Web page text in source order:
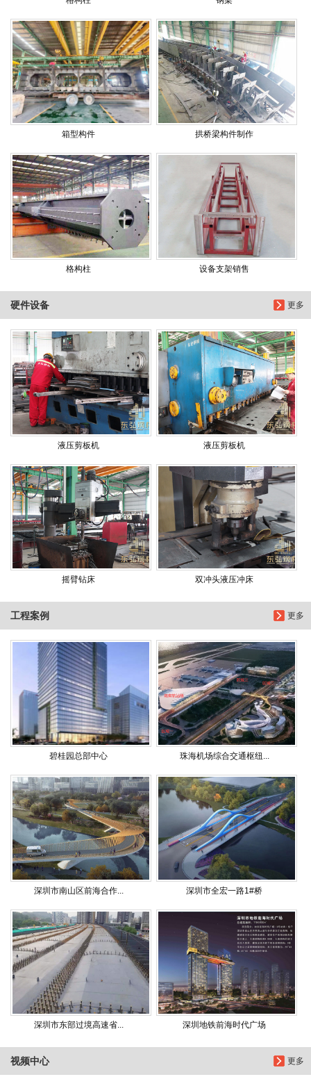
箱型构件 拱桥梁构件制作
格构柱 设备支架销售
更多
硬件设备
液压剪板机 液压剪板机
摇臂钻床 双冲头液压冲床
更多
工程案例
碧桂园总部中心 珠海机场综合交通枢纽...
深圳市南山区前海合作... 深圳市全宏一路1#桥
深圳市东部过境高速省... 深圳地铁前海时代广场
更多
视频中心